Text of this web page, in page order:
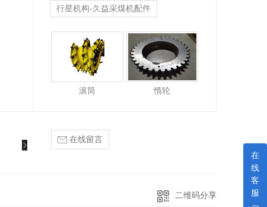
行星机构-久益采煤机配件
滚筒 惰轮
在线留言
二维码分享
在
线
客
服